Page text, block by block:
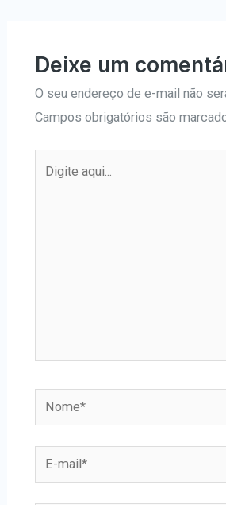
Deixe um
O seu endereço de e-mail não
Campos obrigatórios são